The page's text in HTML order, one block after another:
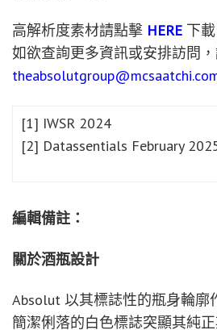
高解析度素材請點擊 HERE 下載
如欲查詢更多資訊或安排訪問，
[1] IWSR 2024
[2] Datassentials February
編輯備註：
關於酒瓶設計
Absolut 以其標誌性的瓶身輪廓
簡潔俐落的白色標誌突顯其純